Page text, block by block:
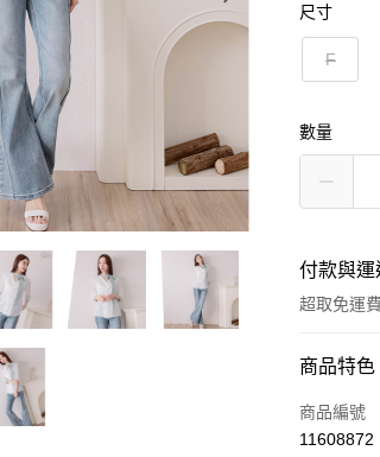
尺寸
F
數量
付款與
超取免運
付款方式
信用卡一
商品特色
商品編號
11608872